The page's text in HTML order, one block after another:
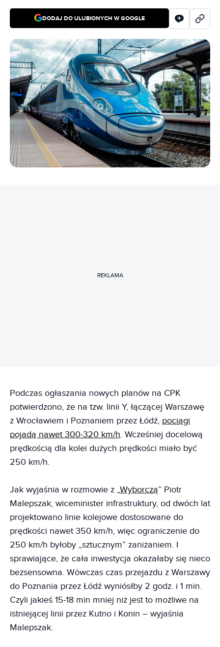
DODAJ DO ULUBIONYCH W GOOGLE
REKLAMA
Podczas ogłaszania nowych planów na CPK
potwierdzono, że na tzw. linii Y, łączącej Warszawę
z Wrocławiem i Poznaniem przez Łódź, pociągi
pojadą nawet 300-320 km/h. Wcześniej docelową
prędkością dla kolei dużych prędkości miało być
250 km/h.
Jak wyjaśnia w rozmowie z „Wyborczą” Piotr
Malepszak, wiceminister infrastruktury, od dwóch lat
projektowano linie kolejowe dostosowane do
prędkości nawet 350 km/h, więc ograniczenie do
250 km/h byłoby „sztucznym” zaniżaniem. I
sprawiające, że cała inwestycja okazałaby się nieco
bezsensowna. Wówczas czas przejazdu z Warszawy
do Poznania przez Łódź wyniósłby 2 godz. i 1 min.
Czyli jakieś 15-18 min mniej niż jest to możliwe na
istniejącej linii przez Kutno i Konin – wyjaśnia
Malepszak.